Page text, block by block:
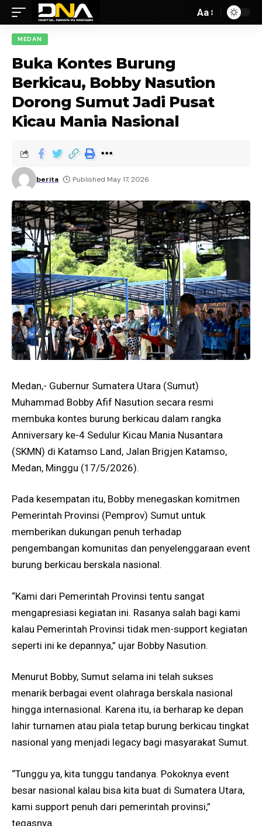
Aa
MEDAN
Buka Kontes Burung
Berkicau, Bobby Nasution
Dorong Sumut Jadi Pusat
Kicau Mania Nasional
berita Published May 17, 2026
Medan,- Gubernur Sumatera Utara (Sumut)
Muhammad Bobby Afif Nasution secara resmi
membuka kontes burung berkicau dalam rangka
Anniversary ke-4 Sedulur Kicau Mania Nusantara
(SKMN) di Katamso Land, Jalan Brigjen Katamso,
Medan, Minggu (17/5/2026).
Pada kesempatan itu, Bobby menegaskan komitmen
Pemerintah Provinsi (Pemprov) Sumut untuk
memberikan dukungan penuh terhadap
pengembangan komunitas dan penyelenggaraan event
burung berkicau berskala nasional.
“Kami dari Pemerintah Provinsi tentu sangat
mengapresiasi kegiatan ini. Rasanya salah bagi kami
kalau Pemerintah Provinsi tidak men-support kegiatan
seperti ini ke depannya,” ujar Bobby Nasution.
Menurut Bobby, Sumut selama ini telah sukses
menarik berbagai event olahraga berskala nasional
hingga internasional. Karena itu, ia berharap ke depan
lahir turnamen atau piala tetap burung berkicau tingkat
nasional yang menjadi legacy bagi masyarakat Sumut.
“Tunggu ya, kita tunggu tandanya. Pokoknya event
besar nasional kalau bisa kita buat di Sumatera Utara,
kami support penuh dari pemerintah provinsi,”
tegasnya.